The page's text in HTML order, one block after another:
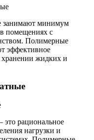
занимают минимум
помещениях с
Полимерные
эффективное
хранении жидких и
рациональное
нагрузки и